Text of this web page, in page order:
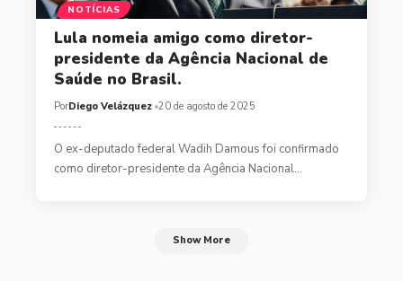
NOTÍCIAS
Lula nomeia amigo como diretor-
presidente da Agência Nacional de
Saúde no Brasil.
PorDiego Velázquez 20 de agosto de 2025
O ex-deputado federal Wadih Damous foi confirmado
como diretor-presidente da Agência Nacional…
Show More